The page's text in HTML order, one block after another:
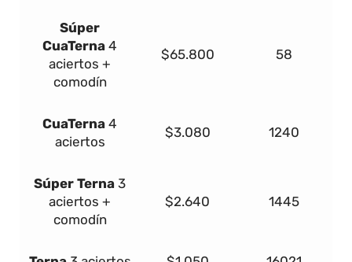
Súper
CuaTerna 4
aciertos +
comodín
$65.800 58
CuaTerna 4
aciertos
$3.080 1240
Súper Terna 3
aciertos +
comodín
$2.640 1445